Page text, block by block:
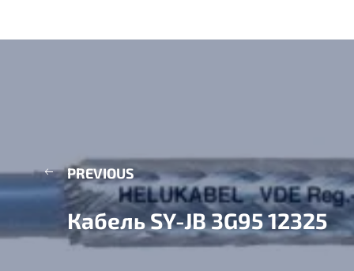
PREVIOUS
Кабель SY-JB 3G95 12325